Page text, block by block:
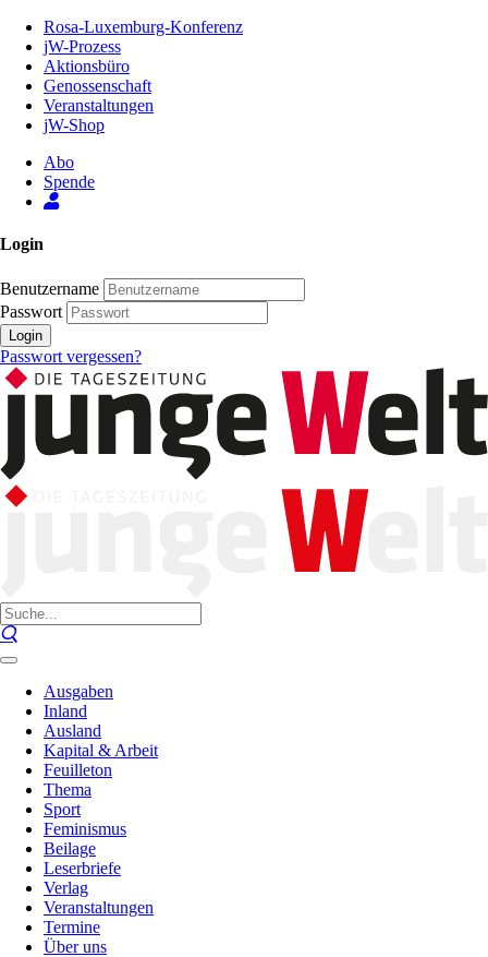
Inhalt
Seite
Rosa-Luxemburg-Konferenz
jW-Prozess
Aktionsbüro
Genossenschaft
Veranstaltungen
jW-Shop
Abo
Spende
Login
Benutzername
Passwort
Login
Passwort vergessen?
Ausgaben
Inland
Ausland
Kapital & Arbeit
Feuilleton
Thema
Sport
Feminismus
Beilage
Leserbriefe
Verlag
Veranstaltungen
Termine
Über uns